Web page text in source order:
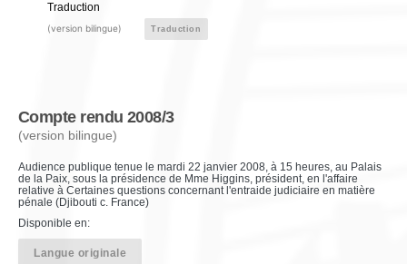
Traduction
(version bilingue) Traduction
Compte rendu 2008/3
(version bilingue)
Audience publique tenue le mardi 22 janvier 2008, à 15 heures, au Palais
de la Paix, sous la présidence de Mme Higgins, président, en l'affaire
relative à Certaines questions concernant l'entraide judiciaire en matière
pénale (Djibouti c. France)
Disponible en:
Langue originale